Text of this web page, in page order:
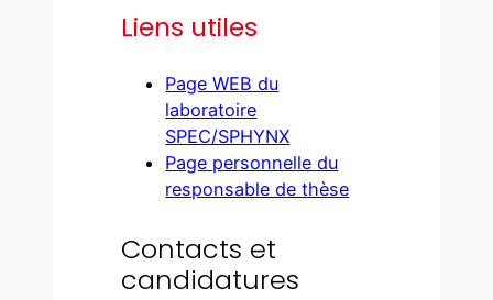
Liens utiles
Page WEB du
laboratoire
SPEC/SPHYNX
Page personnelle du
responsable de thèse
Contacts et
candidatures